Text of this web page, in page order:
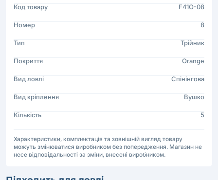
Код товару F41O-08
Номер 8
Тип Трійник
Покриття Orange
Вид ловлі Спінінгова
Вид кріплення Вушко
Кількість 5
Характеристики, комплектація та зовнішній вигляд товару
можуть змінюватися виробником без попередження. Магазин не
несе відповідальності за зміни, внесені виробником.